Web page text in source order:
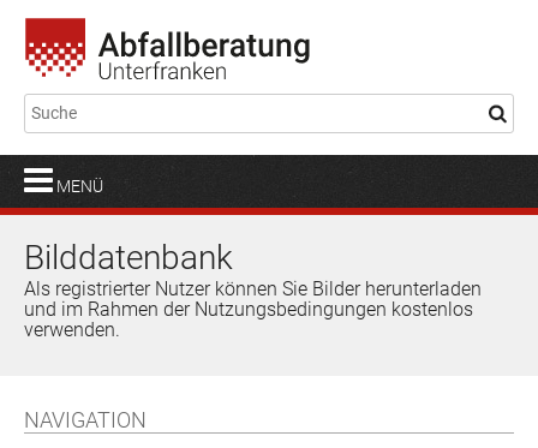
MENÜ
Bilddatenbank
Als registrierter Nutzer können Sie Bilder herunterladen
und im Rahmen der Nutzungsbedingungen kostenlos
verwenden.
NAVIGATION